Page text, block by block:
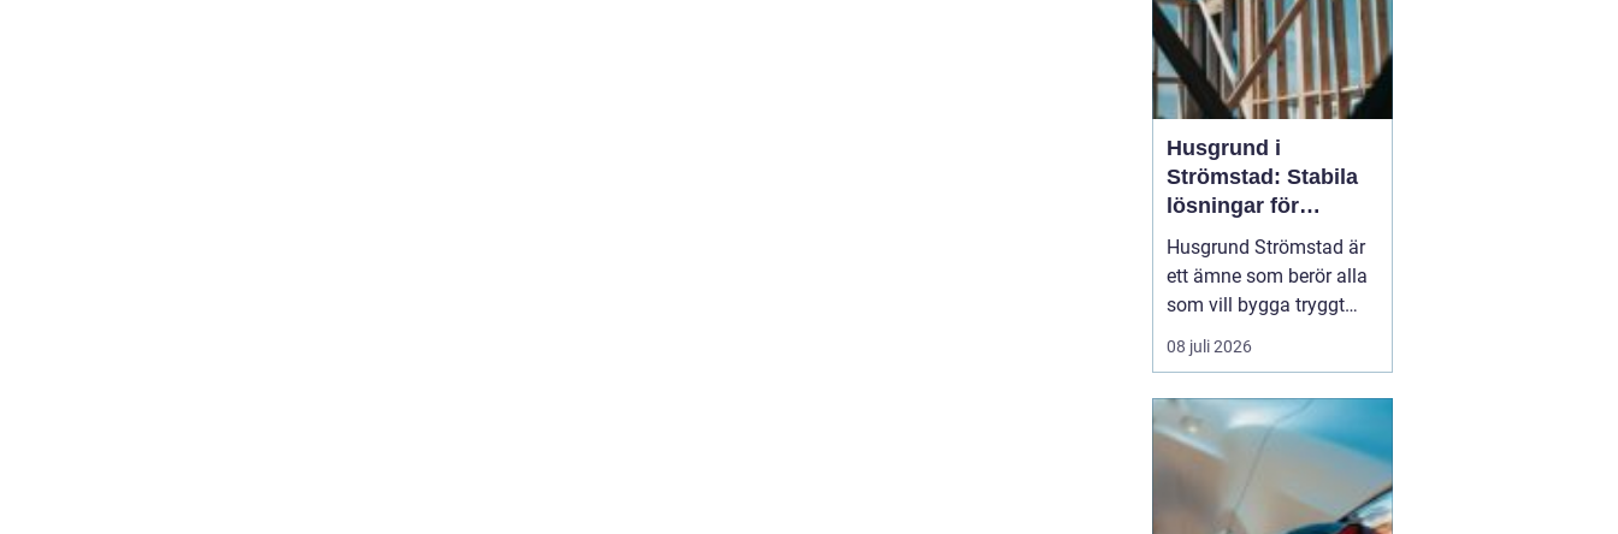
Husgrund i
Strömstad: Stabila
lösningar för
boende vid kusten
Husgrund Strömstad är
ett ämne som berör alla
som vill bygga tryggt
och långsiktigt nära
havet. Närheten till
och bergig terräng ställer
höga krav på både p...
08 juli 2026